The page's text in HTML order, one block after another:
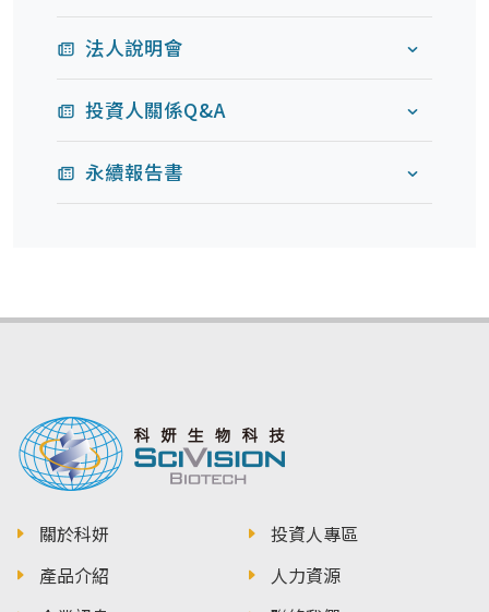
法人說明會
投資人關係Q&A
永續報告書
關於科妍
產品介紹
投資人專區
人力資源